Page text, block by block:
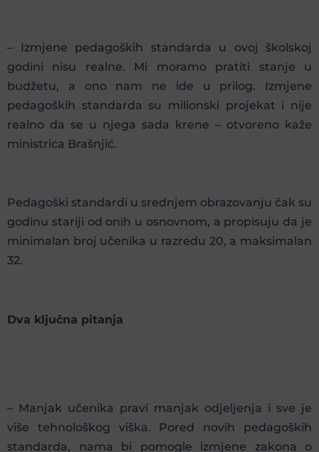
– Izmjene pedagoških standarda u ovoj školskoj
godini nisu realne. Mi moramo pratiti stanje u
budžetu, a ono nam ne ide u prilog. Izmjene
pedagoških standarda su milionski projekat i nije
realno da se u njega sada krene – otvoreno kaže
ministrica Brašnjić.
Pedagoški standardi u srednjem obrazovanju čak su
godinu stariji od onih u osnovnom, a propisuju da je
minimalan broj učenika u razredu 20, a maksimalan
32.
Dva ključna pitanja
– Manjak učenika pravi manjak odjeljenja i sve je
više tehnološkog viška. Pored novih pedagoških
standarda, nama bi pomogle izmjene zakona o